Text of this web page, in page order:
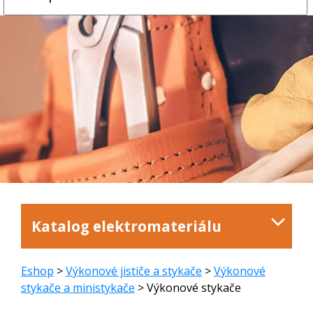
Katalog elektromateriálu
Eshop >Výkonové jističe a stykače >Výkonové
stykače a ministykače > Výkonové stykače